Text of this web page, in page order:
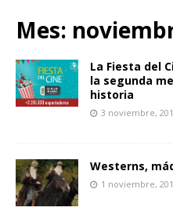
Mes:
La Fiesta del
la segunda
historia
3 noviembre,
Westerns,
1 noviembre,